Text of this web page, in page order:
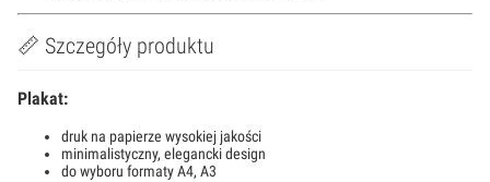
📏 Szczegóły produktu
Plakat:
druk na papierze wysokiej jakości
minimalistyczny, elegancki design
do wyboru formaty A4, A3